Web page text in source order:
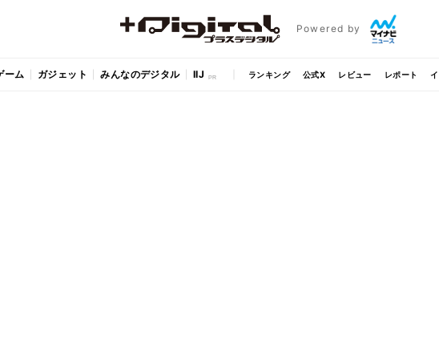
Powered by
ーム ガジェット みんなのデジタル IIJ ランキング 公式X レビュー レポート